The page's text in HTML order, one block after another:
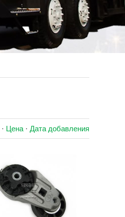
· Цена · Дата добавления